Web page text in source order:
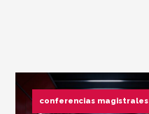
conferencias magistrales